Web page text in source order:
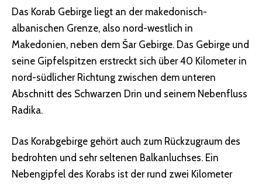
Das Korab Gebirge liegt an der makedonisch-
albanischen Grenze, also nord-westlich in
Makedonien, neben dem Šar Gebirge. Das Gebirge und
seine Gipfelspitzen erstreckt sich über 40 Kilometer in
nord-südlicher Richtung zwischen dem unteren
Abschnitt des Schwarzen Drin und seinem Nebenfluss
Radika.
Das Korabgebirge gehört auch zum Rückzugraum des
bedrohten und sehr seltenen Balkanluchses. Ein
Nebengipfel des Korabs ist der rund zwei Kilometer